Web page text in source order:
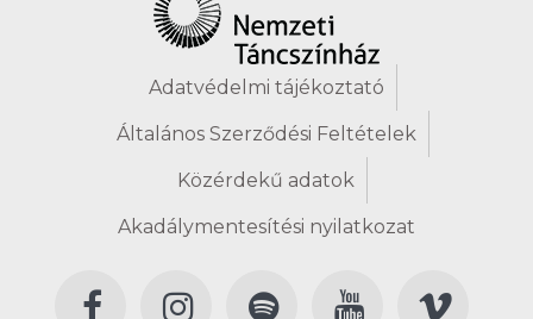
Adatvédelmi tájékoztató
Általános Szerződési Feltételek
Közérdekű adatok
Akadálymentesítési nyilatkozat